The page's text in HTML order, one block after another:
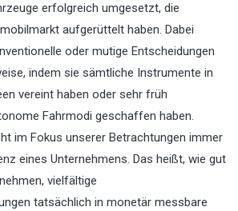
erfolgreich umgesetzt, die
aufgerüttelt haben. Dabei
oder mutige Entscheidungen
indem sie sämtliche Instrumente in
vereint haben oder sehr früh
Fahrmodi geschaffen haben.
im Fokus unserer Betrachtungen immer
eines Unternehmens. Das heißt, wie gut
vielfältige
tatsächlich in monetär messbare